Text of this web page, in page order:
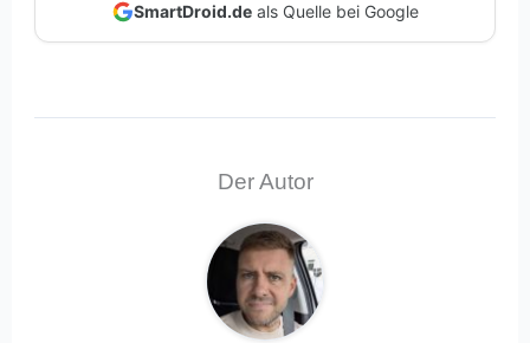
SmartDroid.deals Quelle bei Google
Der Autor